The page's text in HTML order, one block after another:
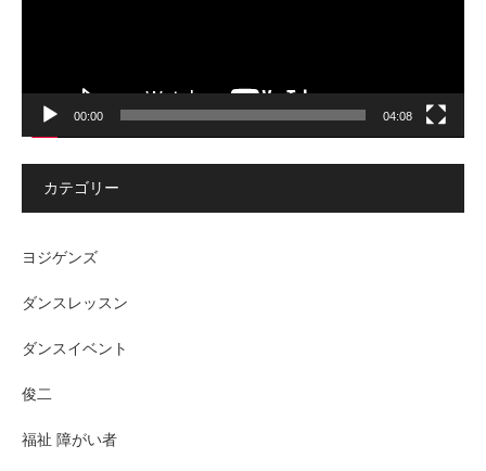
00:00 04:08
カテゴリー
ヨジゲンズ
ダンスレッスン
ダンスイベント
俊二
福祉 障がい者